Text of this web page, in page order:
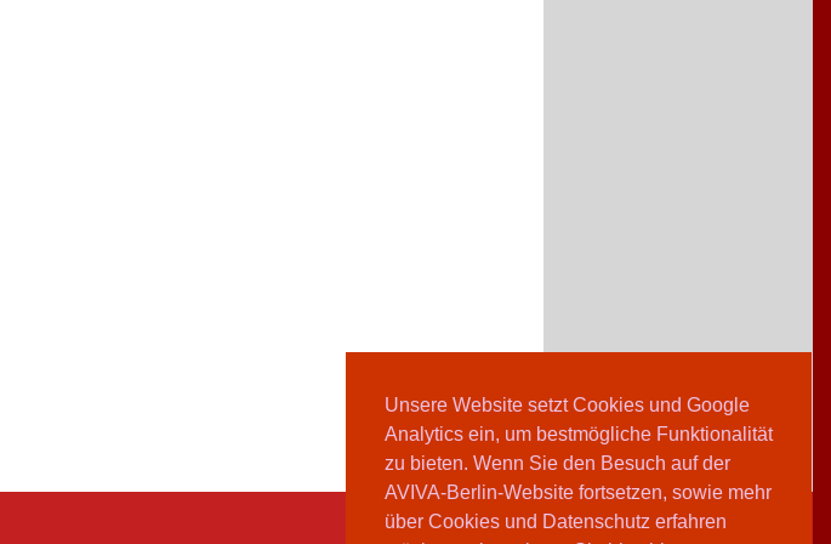
Unsere Website setzt Cookies und Google
Analytics ein, um bestmögliche Funktionalität
zu bieten. Wenn Sie den Besuch auf der
AVIVA-Berlin-Website fortsetzen, sowie mehr
über Cookies und Datenschutz erfahren